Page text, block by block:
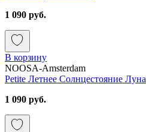
1 090 руб.
В корзину
NOOSA-Amsterdam
Petite Летнее Солнцестояние Луна
1 090 руб.